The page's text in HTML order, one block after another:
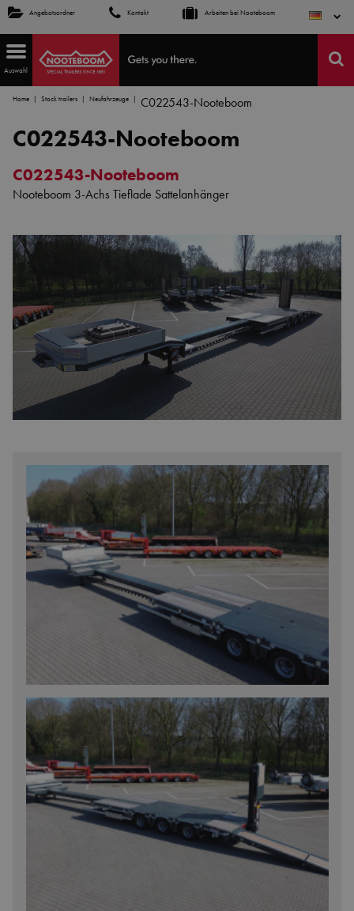
Angebotsordner Kontakt Arbeiten bei Nooteboom
Auswahl
Home Stock trailers Neufahrzeuge C022543-Nooteboom
C022543-Nooteboom
C022543-Nooteboom
Nooteboom 3-Achs Tieflade Sattelanhänger